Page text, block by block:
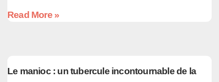
Read More »
Le manioc : un tubercule incontournable de la